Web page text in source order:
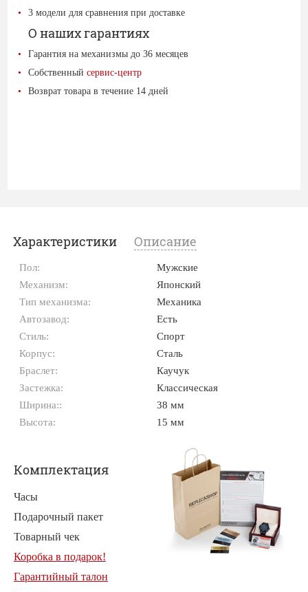
3 модели для сравнения при доставке
О наших гарантиях
Гарантия на механизмы до 36 месяцев
Собственныйсервис-центр
Возврат товара в течение 14 дней
Характеристики Описание
Пол:
Мужские
Механизм:
Японский
Тип механизма:
Механика
Автозавод:
Есть
Стиль:
Спорт
Корпус:
Сталь
Браслет:
Каучук
Застежка:
Классическая
Ширина::
38 мм
Высота:
15 мм
Комплектация
Часы
Подарочный пакет
Товарный чек
Коробка в подарок!
Гарантийный талон